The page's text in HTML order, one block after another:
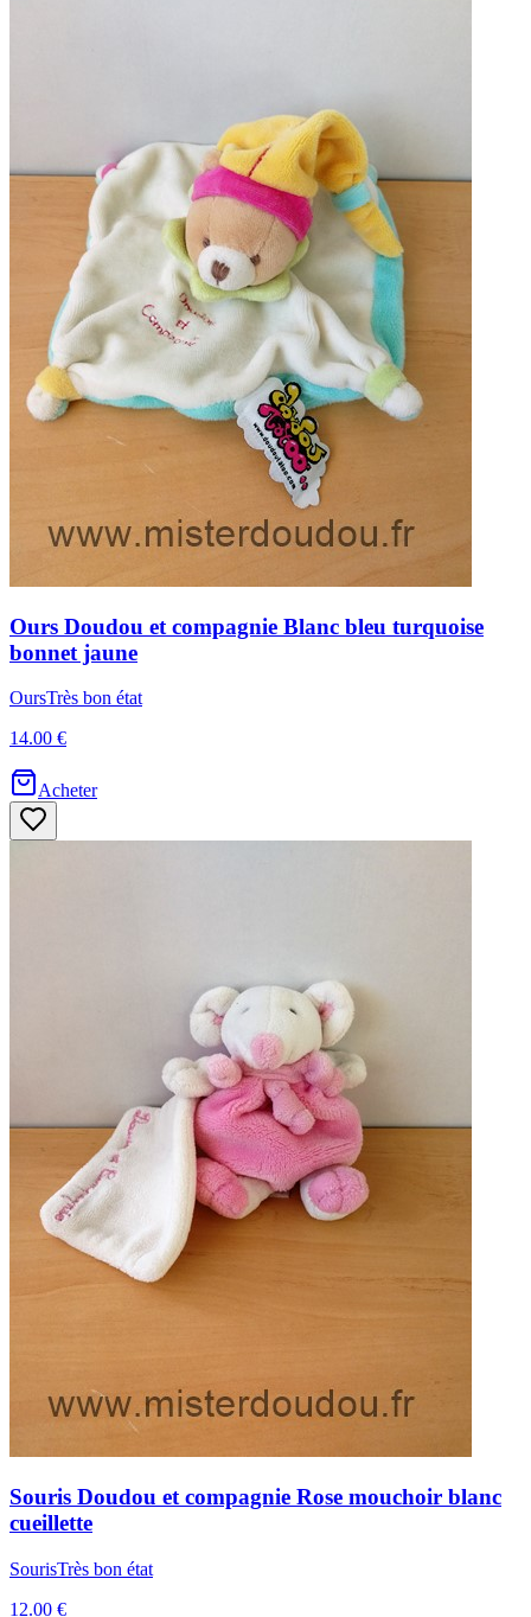
Ours Doudou et compagnie Blanc bleu turquoise
bonnet jaune
OursTrès bon état
14.00 €
Acheter
Souris Doudou et compagnie Rose mouchoir blanc
cueillette
SourisTrès bon état
12.00 €